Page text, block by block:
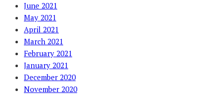
June 2021
May 2021
April 2021
March 2021
February 2021
January 2021
December 2020
November 2020